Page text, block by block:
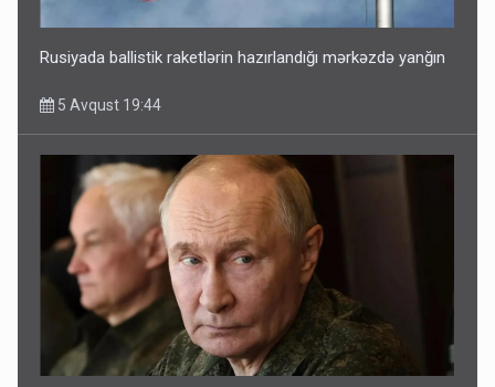
Rusiyada ballistik raketlərin hazırlandığı mərkəzdə yanğın
5 Avqust 19:44